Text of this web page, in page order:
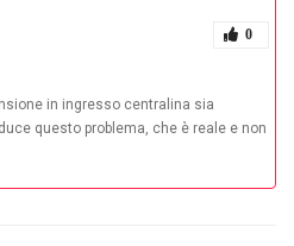
0
in ingresso centralina sia
questo problema, che è reale e non